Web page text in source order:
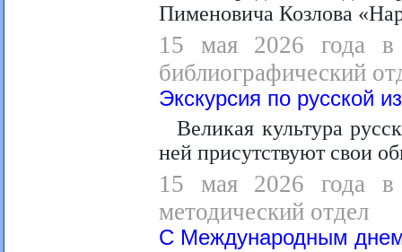
Пименовича Козлова
15 мая 2026 года в
библиографический
Экскурсия по русской
Великая культура
ней присутствуют свои
15 мая 2026 года в
методический отдел
С Международным